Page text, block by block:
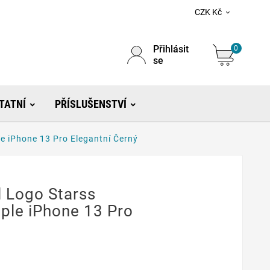
CZK Kč 
Přihlásit
se
0
PŘÍSLUŠENSTVÍ
iPhone 13 Pro Elegantní Černý
Logo Starss
iPhone 13 Pro